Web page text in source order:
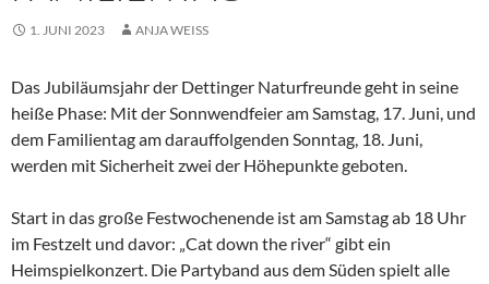
1. JUNI 2023 ANJA WEISS
Das Jubiläumsjahr der Dettinger Naturfreunde geht in seine
heiße Phase: Mit der Sonnwendfeier am Samstag, 17. Juni, und
dem Familientag am darauffolgenden Sonntag, 18. Juni,
werden mit Sicherheit zwei der Höhepunkte geboten.
Start in das große Festwochenende ist am Samstag ab 18 Uhr
im Festzelt und davor: „Cat down the river“ gibt ein
Heimspielkonzert. Die Partyband aus dem Süden spielt alle